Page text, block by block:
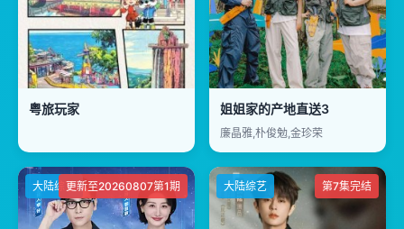
粤旅玩家 姐姐家的产地直送3
廉晶雅,朴俊勉,金珍荣
大陆综艺更新至20260807第1期 大陆综艺 第7集完结